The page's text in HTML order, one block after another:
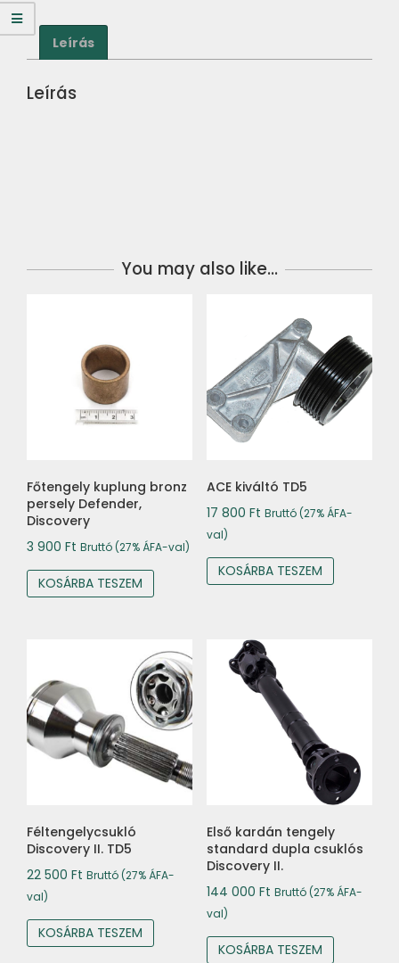
Leírás
Leírás
You may also like…
Főtengely kuplung bronz
persely Defender,
Discovery
3 900 Ft Bruttó (27% ÁFA-val)
KOSÁRBA TESZEM
ACE kiváltó TD5
17 800 Ft Bruttó (27% ÁFA-
val)
KOSÁRBA TESZEM
Féltengelycsukló
Discovery II. TD5
22 500 Ft Bruttó (27% ÁFA-
val)
KOSÁRBA TESZEM
Első kardán tengely
standard dupla csuklós
Discovery II.
144 000 Ft Bruttó (27% ÁFA-
val)
KOSÁRBA TESZEM